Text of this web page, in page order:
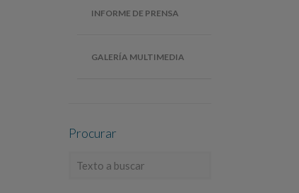
INFORME DE PRENSA
GALERÍA MULTIMEDIA
Procurar